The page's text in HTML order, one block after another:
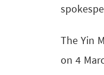
The Yin
on 4